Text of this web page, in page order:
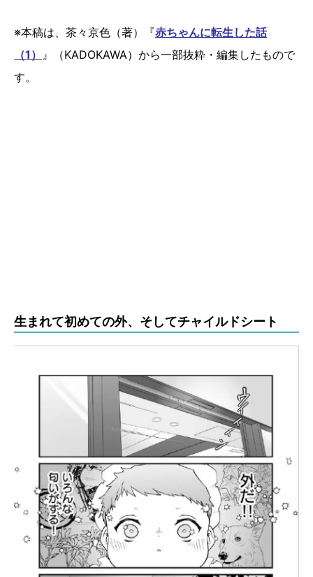
※本稿は、茶々京色（著）『赤ちゃんに転生した話
（1） 』（KADOKAWA）から一部抜粋・編集したもので
す。
生まれて初めての外、そしてチャイルドシート